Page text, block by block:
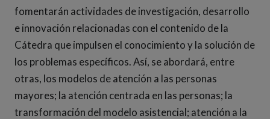
fomentarán actividades de investigación, desarrollo
e innovación relacionadas con el contenido de la
Cátedra que impulsen el conocimiento y la solución de
los problemas específicos. Así, se abordará, entre
otras, los modelos de atención a las personas
mayores; la atención centrada en las personas; la
transformación del modelo asistencial; atención a la